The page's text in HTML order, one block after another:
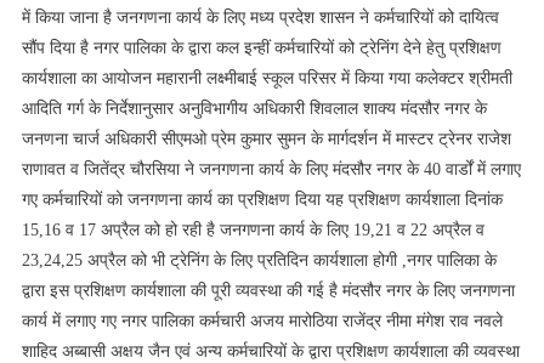
द्वारा
करायी
जा
रही
है
ट्रेनिंग
तीन
दिवसीय
प्रशिक्षण
में किया जाना है जनगणना कार्य के लिए मध्य प्रदेश शासन ने कर्मचारियों को दायित्व
सौंप दिया है नगर पालिका के द्वारा कल इन्हीं कर्मचारियों को ट्रेनिंग देने हेतु प्रशिक्षण
कार्यशाला का आयोजन महारानी लक्ष्मीबाई स्कूल परिसर में किया गया कलेक्टर श्रीमती
आदिति गर्ग के निर्देशानुसार अनुविभागीय अधिकारी शिवलाल शाक्य मंदसौर नगर के
जनणना चार्ज अधिकारी सीएमओ प्रेम कुमार सुमन के मार्गदर्शन में मास्टर ट्रेनर राजेश
राणावत व जितेंद्र चौरसिया ने जनगणना कार्य के लिए मंदसौर नगर के 40 वार्डों में लगाए
गए कर्मचारियों को जनगणना कार्य का प्रशिक्षण दिया यह प्रशिक्षण कार्यशाला दिनांक
15,16 व 17 अप्रैल को हो रही है जनगणना कार्य के लिए 19,21 व 22 अप्रैल व
23,24,25 अप्रैल को भी ट्रेनिंग के लिए प्रतिदिन कार्यशाला होगी ,नगर पालिका के
द्वारा इस प्रशिक्षण कार्यशाला की पूरी व्यवस्था की गई है मंदसौर नगर के लिए जनगणना
कार्य में लगाए गए नगर पालिका कर्मचारी अजय मारोठिया राजेंद्र नीमा मंगेश राव नवले
शाहिद अब्बासी अक्षय जैन एवं अन्य कर्मचारियों के द्वारा प्रशिक्षण कार्यशाला की व्यवस्था